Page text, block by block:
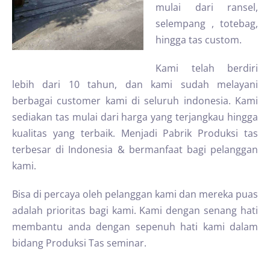
mulai dari ransel,
selempang , totebag,
hingga tas custom.
Kami telah berdiri
lebih dari 10 tahun, dan kami sudah melayani
berbagai customer kami di seluruh indonesia. Kami
sediakan tas mulai dari harga yang terjangkau hingga
kualitas yang terbaik. Menjadi Pabrik Produksi tas
terbesar di Indonesia & bermanfaat bagi pelanggan
kami.
Bisa di percaya oleh pelanggan kami dan mereka puas
adalah prioritas bagi kami. Kami dengan senang hati
membantu anda dengan sepenuh hati kami dalam
bidang Produksi Tas seminar.